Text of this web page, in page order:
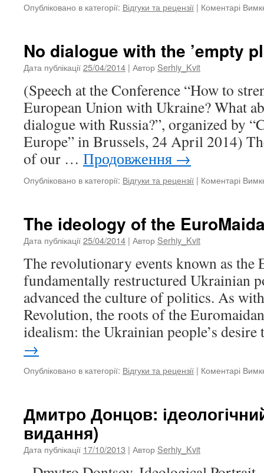
Опубліковано в категорії: Відгуки та рецензії | Коментарі
No dialogue with the ’empty
Дата публікації25/04/2014 | Автор Serhiy_Kvit
(Speech at the Conference “How to
European Union with Ukraine? What
dialogue with Russia?”, organized by
Europe” in Brussels, 24 April 2014)
of our … Продовження →
Опубліковано в категорії: Відгуки та рецензії | Коментарі
The ideology of the
Дата публікації25/04/2014 | Автор Serhiy_Kvit
The revolutionary events known as the
fundamentally restructured Ukrainian
advanced the culture of politics. As
Revolution, the roots of the
idealism: the Ukrainian people’s
→
Опубліковано в категорії: Відгуки та рецензії | Коментарі
Дмитро Донцов:
видання)
Дата публікації 17/10/2013 | Автор Serhiy_Kvit